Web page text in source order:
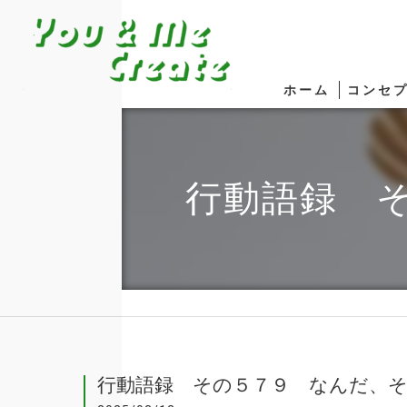
ホーム コンセ
行動語録
行動語録 その５７９ なんだ、